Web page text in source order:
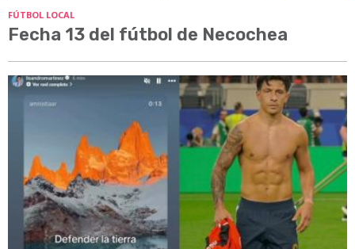
FÚTBOL LOCAL
Fecha 13 del fútbol de Necochea